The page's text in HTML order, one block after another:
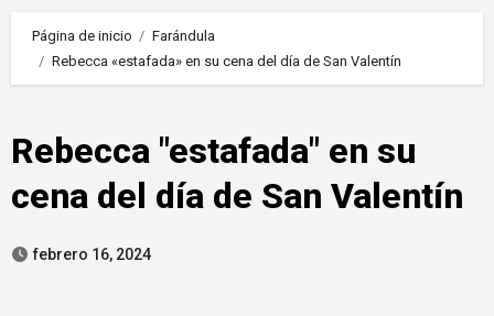
Página de inicio
Farándula
Rebecca «estafada» en su cena del día de San Valentín
Rebecca "estafada" en su
cena del día de San Valentín
febrero 16, 2024